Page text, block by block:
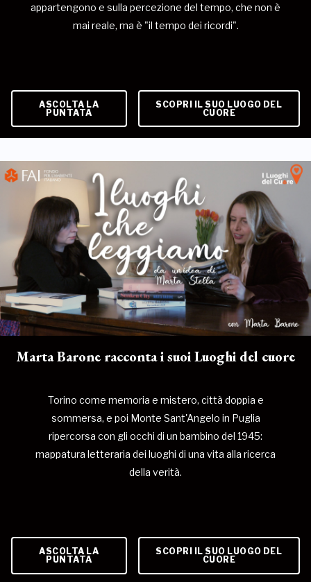
appartengono e sulla percezione del tempo, che non è
mai reale, ma è "il tempo dei ricordi".
ASCOLTA LA
PUNTATA
SCOPRI IL SUO LUOGO DEL
CUORE
Marta Barone racconta i suoi Luoghi del cuore
Torino come memoria e mistero, città doppia e
sommersa, e poi Monte Sant'Angelo in Puglia
ripercorsa con gli occhi di un bambino del 1945:
mappatura letteraria dei luoghi di una vita alla ricerca
della verità.
ASCOLTA LA
PUNTATA
SCOPRI IL SUO LUOGO DEL
CUORE